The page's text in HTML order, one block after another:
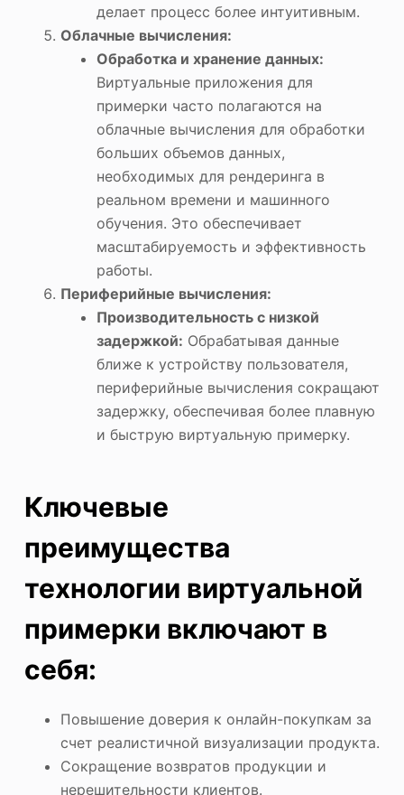
делает процесс более интуитивным.
Облачные вычисления:
Обработка и хранение данных:
Виртуальные приложения для
примерки часто полагаются на
облачные вычисления для обработки
больших объемов данных,
необходимых для рендеринга в
реальном времени и машинного
обучения. Это обеспечивает
масштабируемость и эффективность
работы.
Периферийные вычисления:
Производительность с низкой
задержкой: Обрабатывая данные
ближе к устройству пользователя,
периферийные вычисления сокращают
задержку, обеспечивая более плавную
и быструю виртуальную примерку.
Ключевые
преимущества
технологии виртуальной
примерки включают в
себя:
Повышение доверия к онлайн-покупкам за
счет реалистичной визуализации продукта.
Сокращение возвратов продукции и
нерешительности клиентов.